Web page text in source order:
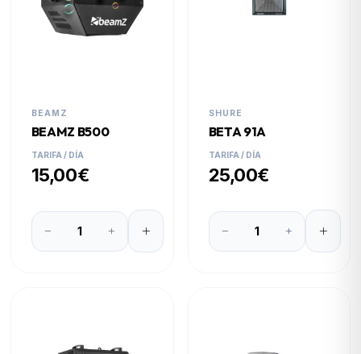
BEAMZ
BEAMZ B500
TARIFA / DÍA
15,00€
SHURE
BETA 91A
TARIFA / DÍA
25,00€